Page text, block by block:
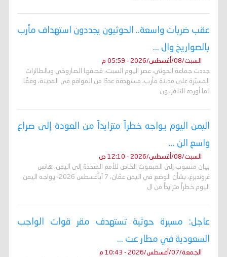
عقب ضربات واسعة.. الحوثيون يجددون استهداف مأرب
بالصواريخ وال ...
السبت/08/أغسطس/2026 - 05:59 م
جددت جماعة الحوثي، عصر اليوم السبت، قصفها الصاروخي وبالطائرات
المسيّرة على مدينة مأرب، مستهدفة عددًا من المواقع في المدينة، وفقًا
لما أورده التلفزيون
اليمن اليوم يواجه خطراً متزايداً من العودة إلى صراع
واسع الن ...
السبت/08/أغسطس/2026 - 12:10 ص
بيان منسوب إلى المبعوث الخاص للأمم المتحدة إلى اليمن، هانس
غروندبرغ، بشأن الوضع في اليمن عمّان، 7 آبأغسطس 2026- يواجه اليمن
اليوم خطراً متزايداً من ال
عاجل: مسيرة حوثية تستهدف مقر قوات الواجب
السعودية في مطار عت ...
الجمعة/07/أغسطس/2026 - 10:43 م